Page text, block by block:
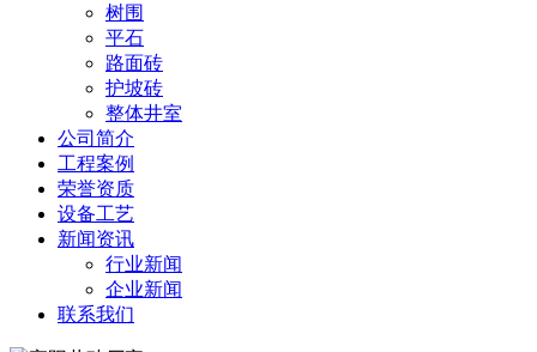
树围
平石
路面砖
护坡砖
整体井室
公司简介
工程案例
荣誉资质
设备工艺
新闻资讯
行业新闻
企业新闻
联系我们